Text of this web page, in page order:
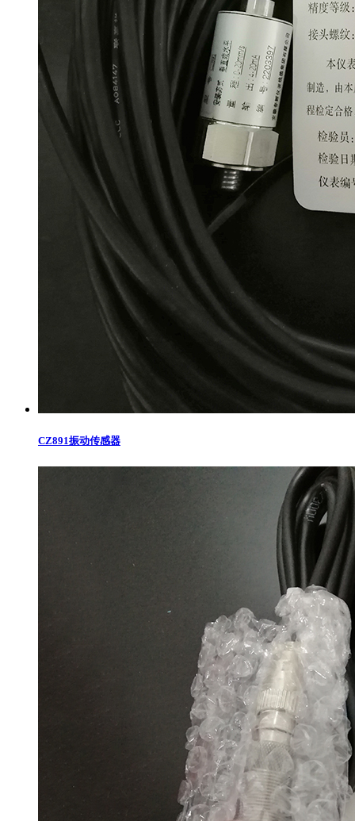
CZ891振动传感器